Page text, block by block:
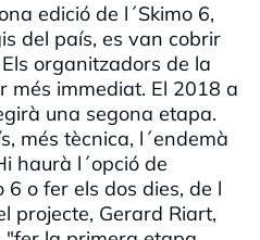
edició de l´Skimo 6,
del país, es van cobrir
organitzadors de la
més immediat. El 2018 a
una segona etapa.
més tècnica, l´endemà
haurà l´opció de
o fer els dos dies, de l
projecte, Gerard Riart,